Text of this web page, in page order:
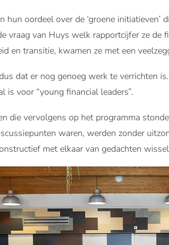
hun oordeel over de ‘groene
vraag van Huys welk rapportcijfer ze de
en transitie, kwamen ze met een
dat er nog genoeg werk te verrichten
is voor “young financial leaders”.
die vervolgens op het programma
waren, werden zonder
met elkaar van gedachten